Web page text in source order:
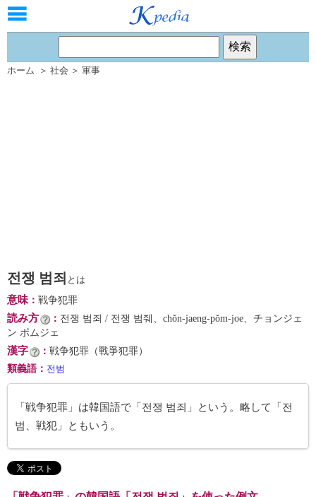
ホーム ＞ 社会 ＞ 軍事
전쟁 범죄 とは
意味： 戦争犯罪
読み方 ： 전쟁 범죄 / 전쟁 범줴、chŏn-jaeng-pŏm-joe、チョンジェ
ン ポムジェ
漢字 ： 戦争犯罪（戰爭犯罪）
類義語 ： 전범
「戦争犯罪」は韓国語で「전쟁 범죄」という。略して「전
범、戦犯」ともいう。